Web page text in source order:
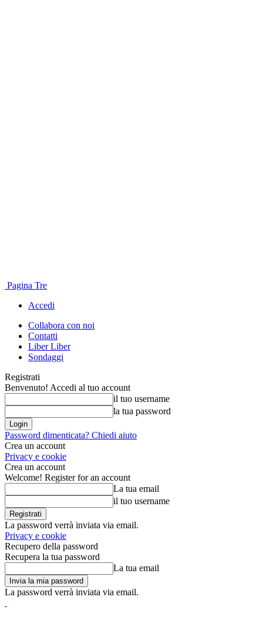
Pagina Tre
Accedi
Collabora con noi
Contatti
Liber Liber
Sondaggi
Registrati
Benvenuto! Accedi al tuo account
il tuo username
la tua password
Password dimenticata? Chiedi aiuto
Crea un account
Privacy e cookie
Crea un account
Welcome! Register for an account
La tua email
il tuo username
La password verrà inviata via email.
Privacy e cookie
Recupero della password
Recupera la tua password
La tua email
La password verrà inviata via email.